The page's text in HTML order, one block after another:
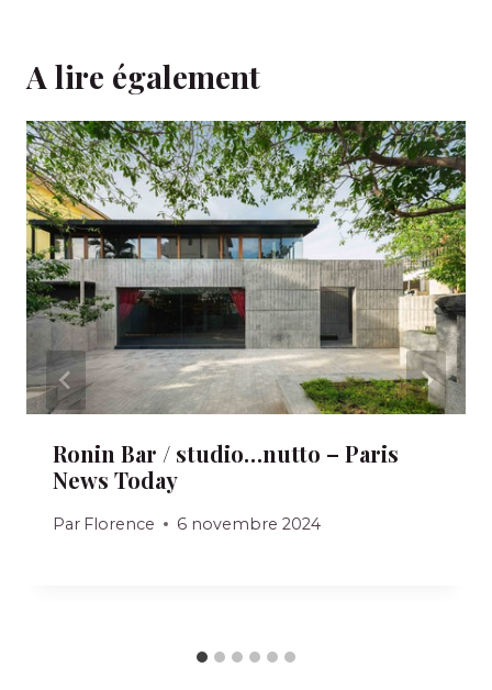
A lire également
Ronin Bar / studio…nutto – Paris
News Today
Par Florence 6 novembre 2024